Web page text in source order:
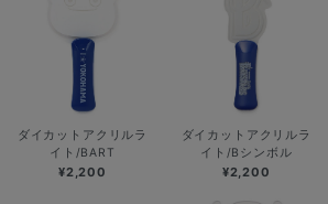
ダイカットアクリルラ
イト/BART
¥2,200
ダイカットアクリルラ
イト/Bシンボル
¥2,200